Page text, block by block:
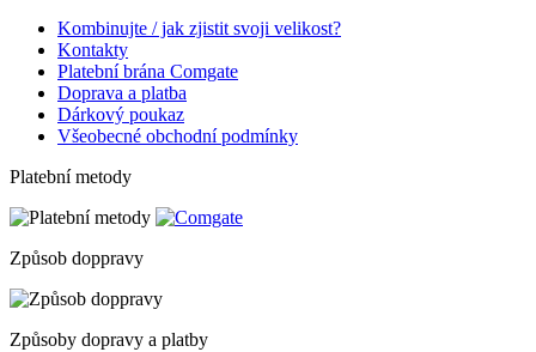
Kombinujte / jak zjistit svoji velikost?
Kontakty
Platební brána Comgate
Doprava a platba
Dárkový poukaz
Všeobecné obchodní podmínky
Platební metody
Způsob doppravy
Způsoby dopravy a platby